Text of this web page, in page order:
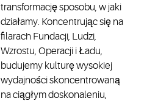
transformację sposobu, w jaki
działamy. Koncentrując się na
filarach Fundacji, Ludzi,
Wzrostu, Operacji i Ładu,
budujemy kulturę wysokiej
wydajności skoncentrowaną
na ciągłym doskonaleniu,